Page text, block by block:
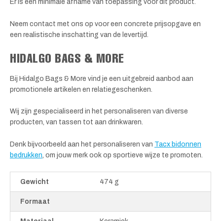
Er is een minimale afname van toepassing voor dit product.
Neem contact met ons op voor een concrete prijsopgave en
een realistische inschatting van de levertijd.
HIDALGO BAGS & MORE
Bij Hidalgo Bags & More vind je een uitgebreid aanbod aan
promotionele artikelen en relatiegeschenken.
Wij zijn gespecialiseerd in het personaliseren van diverse
producten, van tassen tot aan drinkwaren.
Denk bijvoorbeeld aan het personaliseren van Tacx bidonnen
bedrukken , om jouw merk ook op sportieve wijze te promoten.
Gewicht 474 g
Formaat